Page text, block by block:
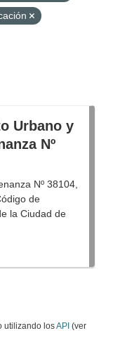
Urbano y
Nº
Nº 38104,
de
la Ciudad de
utilizando losAPI (ver